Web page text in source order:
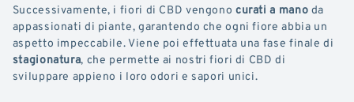
Successivamente, i fiori di CBD vengono curati a manoda
appassionati di piante, garantendo che ogni fiore abbia un
aspetto impeccabile. Viene poi effettuata una fase finale di
stagionatura, che permette ai nostri fiori di CBD di
sviluppare appieno i loro odori e sapori unici.